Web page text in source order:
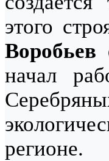
этого
Воробьев
начал
регионе.